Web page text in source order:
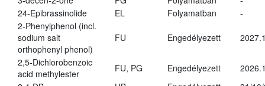
24-Epibrassinolide
EL Folyamatban
-
2-Phenylphenol (incl.
sodium salt
orthophenyl phenol)
FU Engedélyezett
2,5-Dichlorobenzoic
acid methylester
FU, PG Engedélyezett